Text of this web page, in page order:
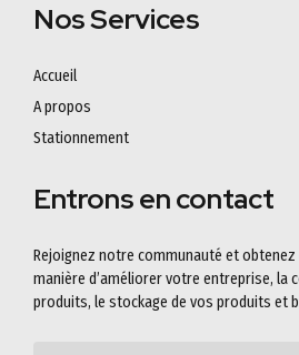
Nos Services
Accueil
A propos
Stationnement
Entrons en contact
Rejoignez notre communauté et
manière d’améliorer votre entreprise, la
produits, le stockage de vos produits et